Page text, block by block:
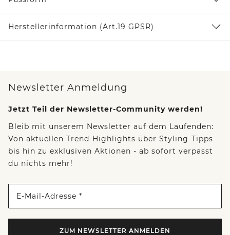
Herstellerinformation (Art.19 GPSR)
Newsletter Anmeldung
Jetzt Teil der Newsletter-Community werden!
Bleib mit unserem Newsletter auf dem Laufenden:
Von aktuellen Trend-Highlights über Styling-Tipps
bis hin zu exklusiven Aktionen - ab sofort verpasst
du nichts mehr!
E-Mail-Adresse *
ZUM NEWSLETTER ANMELDEN